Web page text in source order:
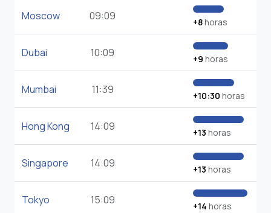
Moscow 09:09 +8horas
Dubai 10:09 +9 horas
Mumbai 11:39 +10:30 horas
Hong Kong 14:09 +13 horas
Singapore 14:09 +13 horas
Tokyo 15:09 +14 horas